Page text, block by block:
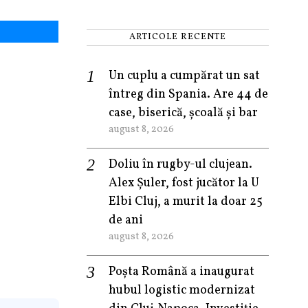
ARTICOLE RECENTE
Un cuplu a cumpărat un sat
întreg din Spania. Are 44 de
case, biserică, școală și bar
august 8, 2026
Doliu în rugby-ul clujean.
Alex Șuler, fost jucător la U
Elbi Cluj, a murit la doar 25
de ani
august 8, 2026
Poșta Română a inaugurat
hubul logistic modernizat